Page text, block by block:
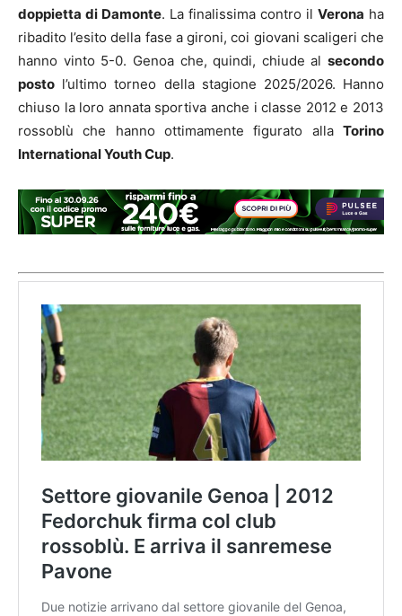
doppietta di Damonte. La finalissima contro il Verona ha
ribadito l’esito della fase a gironi, coi giovani scaligeri che
hanno vinto 5-0. Genoa che, quindi, chiude al secondo
posto l’ultimo torneo della stagione 2025/2026. Hanno
chiuso la loro annata sportiva anche i classe 2012 e 2013
rossoblù che hanno ottimamente figurato alla Torino
International Youth Cup.